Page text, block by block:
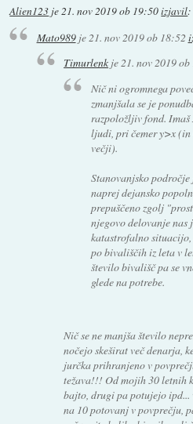
Alien123 je21. nov 2019 ob 19:50izjavil:
Mato989je 21. nov 2019 ob 18:52
Timurlenk je21. nov 2019
Nič ni ogromnega
zmanjšala se je
razpoložljiv fond. Imaš
ljudi, pri čemer y>x (in
večji).
Stanovanjsko
naprej dejansko
prepuščeno zgolj
njegovo delovanje
katastrofalno situacijo,
po bivališčih iz leta v
število bivališč pa se
glede na potrebe.
Nič se ne manjša število
nočejo skeširat več denarja,
jurčka prihranjeno v
težava!!! Od mojih 30 letnih
bajto, drugi pa potujejo
na 10 potovanj v povprečju,